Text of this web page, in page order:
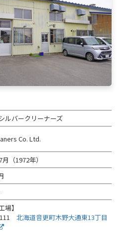
ルバークリーナーズ
Co. Ltd.
（1972年）
場】
北海道音更町木野大通東13丁目